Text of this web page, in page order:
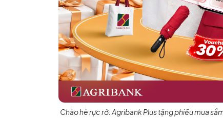
Chào hè rực rỡ: Agribank Plus tặng phiếu mua